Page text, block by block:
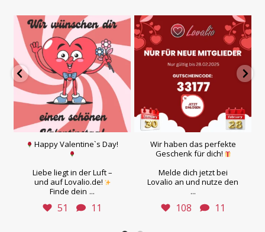
Happy Valentine`s Day!
Liebe liegt in der Luft –
und auf Lovalio.de!
Finde dein ...
51 11
Wir haben das perfekte
Geschenk für dich!
Melde dich jetzt bei
Lovalio an und nutze den
...
108 11